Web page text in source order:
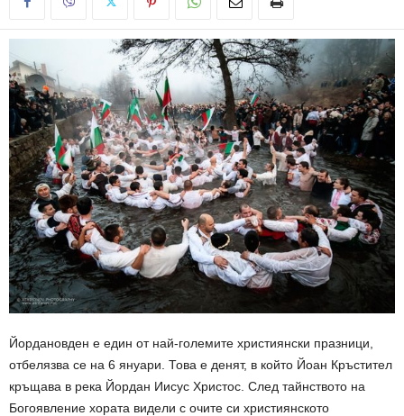
Йордановден е един от най-големите християнски празници,
отбелязва се на 6 януари. Това е денят, в който Йоан Кръстител
кръщава в река Йордан Иисус Христос. След тайнството на
Богоявление хората видели с очите си християнското